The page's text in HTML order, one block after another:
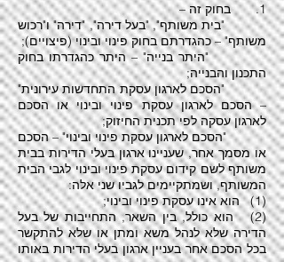
1. בחוק זה –
"בית משותף", "בעל דירה", "דירה" ו"רכוש
משותף" – כהגדרתם בחוק פינוי ובינוי (פיצויים);
"היתר בנייה" – היתר כהגדרתו בחוק
התכנון והבנייה;
"הסכם לארגון עסקת התחדשות עירונית"
– הסכם לארגון עסקת פינוי ובינוי או הסכם
לארגון עסקה לפי תכנית החיזוק;
"הסכם לארגון עסקת פינוי ובינוי" – הסכם
או מסמך אחר, שעניינו ארגון בעלי הדירות בבית
משותף לשם קידום עסקת פינוי ובינוי לגבי הבית
המשותף, ושמתקיימים לגביו שני אלה:
(1) הוא אינו עסקת פינוי ובינוי;
(2) הוא כולל, בין השאר, התחייבות של בעל
הדירה שלא לנהל משא ומתן או שלא להתקשר
בכל הסכם אחר בעניין ארגון בעלי הדירות באותו